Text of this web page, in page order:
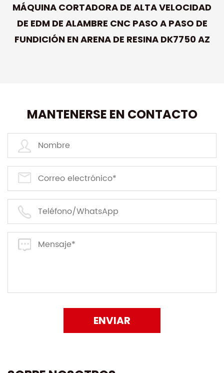
MÁQUINA CORTADORA DE ALTA VELOCIDAD
DE EDM DE ALAMBRE CNC PASO A PASO DE
FUNDICIÓN EN ARENA DE RESINA DK7750 AZ
MANTENERSE EN CONTACTO
ENVIAR